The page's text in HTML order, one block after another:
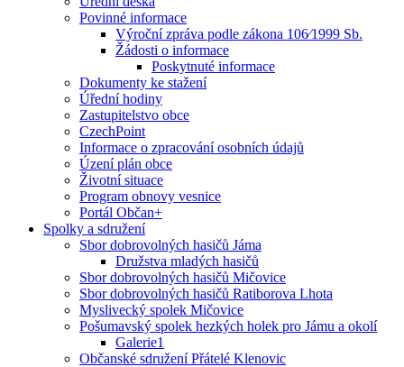
Povinné informace
Výroční zpráva podle zákona 106⁄1999 Sb.
Žádosti o informace
Poskytnuté informace
Dokumenty ke stažení
Úřední hodiny
Zastupitelstvo obce
CzechPoint
Informace o zpracování osobních údajů
Úzení plán obce
Životní situace
Program obnovy vesnice
Portál Občan+
Spolky a sdružení
Sbor dobrovolných hasičů Jáma
Družstva mladých hasičů
Sbor dobrovolných hasičů Mičovice
Sbor dobrovolných hasičů Ratiborova Lhota
Myslivecký spolek Mičovice
Pošumavský spolek hezkých holek pro Jámu a okolí
Galerie1
Občanské sdružení Přátelé Klenovic